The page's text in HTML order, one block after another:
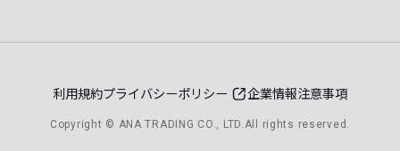
利用規約プライバシーポリシー 企業情報注意事項
Copyright © ANA TRADING CO., LTD.All rights reserved.